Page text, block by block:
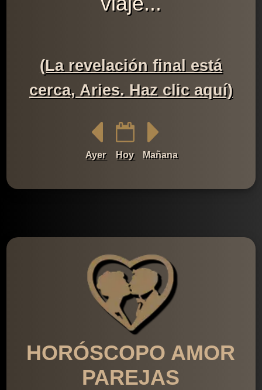
(La revelación final está
cerca, Aries. Haz clic aquí)
Ayer Hoy Mañana
HORÓSCOPO AMOR
PAREJAS